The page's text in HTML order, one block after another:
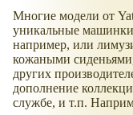
Многие модели от
уникальные
например, или
кожаными
других
дополнение
службе, и т.п.